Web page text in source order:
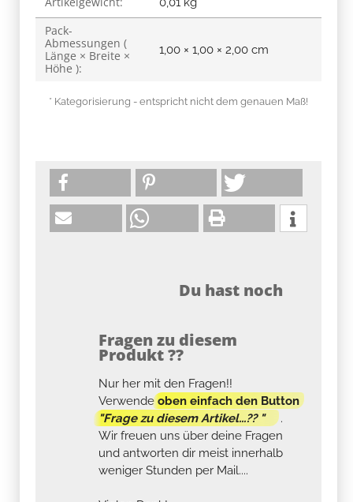
Pack-
Abmessungen (
Länge × Breite ×
Höhe ):
Fragen zu diesem
Produkt ??
Verwendeoben einfach den Button
"Frage zu diesem Artikel...?? ".
Wir freuen uns über deine Fragen
und antworten dir meist innerhalb
weniger Stunden per Mail....